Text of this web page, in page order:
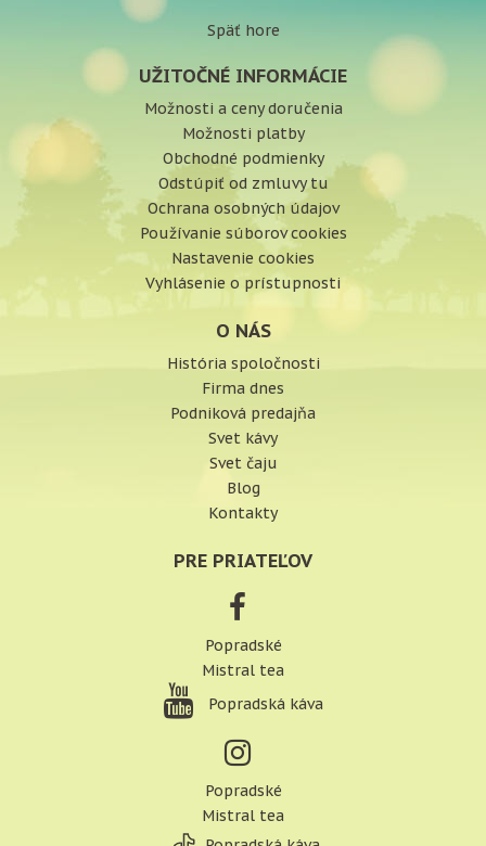
Späť hore
UŽITOČNÉ INFORMÁCIE
Možnosti a ceny doručenia
Možnosti platby
Obchodné podmienky
Odstúpiť od zmluvy tu
Ochrana osobných údajov
Používanie súborov cookies
Nastavenie cookies
Vyhlásenie o prístupnosti
O NÁS
História spoločnosti
Firma dnes
Podniková predajňa
Svet kávy
Svet čaju
Blog
Kontakty
PRE PRIATEĽOV
Popradské
Mistral tea
Popradská káva
Popradské
Mistral tea